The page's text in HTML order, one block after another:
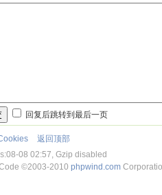
回复后跳转到最后一页
返回顶部
08 02:57, Gzip disabled
©2003-2010 phpwind.com